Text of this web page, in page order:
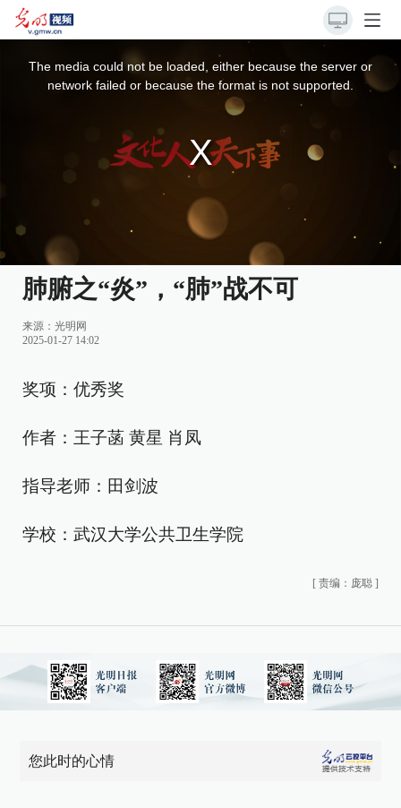
The media could not be loaded, either because the server or
network failed or because the format is not supported.
肺腑之“炎”，“肺”战不可
来源： 光明网
2025-01-27 14:02
奖项：优秀奖
作者：王子菡 黄星 肖凤
指导老师：田剑波
学校：武汉大学公共卫生学院
[ 责编：庞聪 ]
您此时的心情